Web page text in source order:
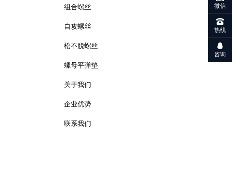
组合螺丝
自攻螺丝
松不脱螺丝
螺母平弹垫
关于我们
企业优势
联系我们
微信
热线
咨询